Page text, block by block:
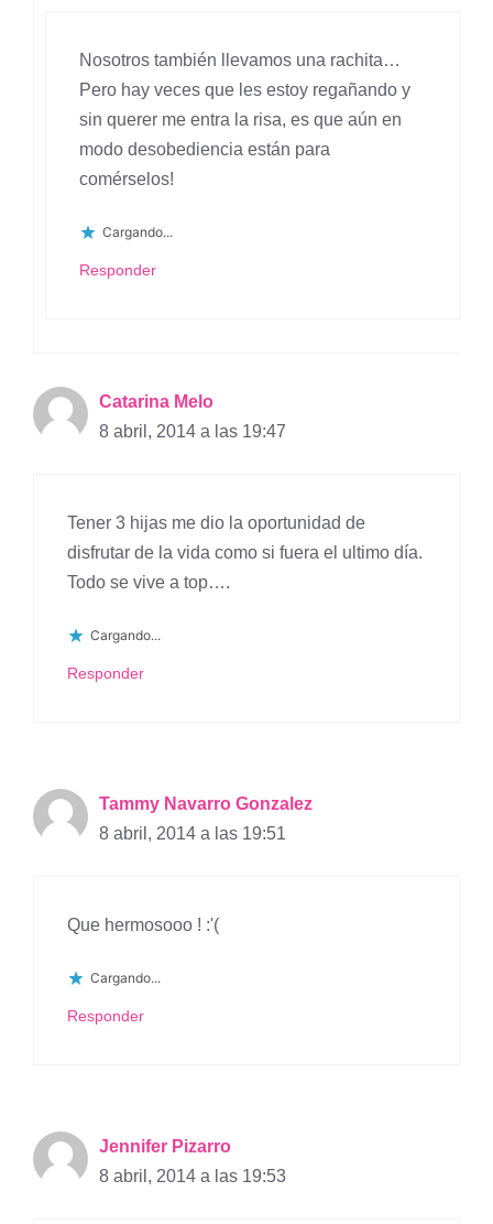
Nosotros también llevamos una rachita…
Pero hay veces que les estoy regañando y
sin querer me entra la risa, es que aún en
modo desobediencia están para
comérselos!
Cargando...
Responder
Catarina Melo
8 abril, 2014 a las 19:47
Tener 3 hijas me dio la oportunidad de
disfrutar de la vida como si fuera el ultimo día.
Todo se vive a top….
Cargando...
Responder
Tammy Navarro Gonzalez
8 abril, 2014 a las 19:51
Que hermosooo ! :'(
Cargando...
Responder
Jennifer Pizarro
8 abril, 2014 a las 19:53